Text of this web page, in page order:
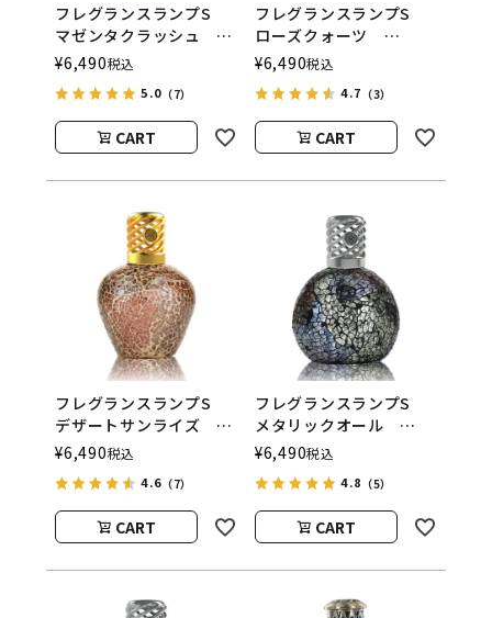
フレグランスランプS
マゼンタクラッシュ
ASHLEIGH&BURWOOD
（アシュレイアンドバー
ウッド）
¥6,490税込
5.0 （7）
CART
フレグランスランプS
ローズクォーツ
ASHLEIGH&BURWOOD
（アシュレイアンドバー
ウッド）
¥6,490税込
4.7 （3）
CART
フレグランスランプS
デザートサンライズ
ASHLEIGH&BURWOOD
（アシュレイアンドバー
ウッド）
¥6,490税込
4.6 （7）
CART
フレグランスランプS
メタリックオール
ASHLEIGH&BURWOOD
（アシュレイアンドバー
ウッド）
¥6,490税込
4.8 （5）
CART